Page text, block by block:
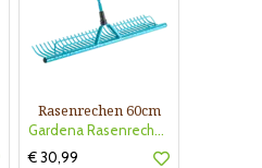
Rasenrechen 60cm
Gardena Rasenrechen 60cm
€ 30,99